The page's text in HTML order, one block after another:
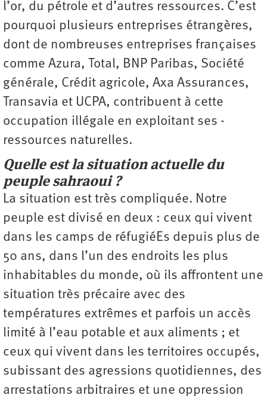
l’or, du pétrole et d’autres ressources. C’est
pourquoi plusieurs entreprises étrangères,
dont de nombreuses entreprises françaises
comme Azura, Total, BNP Paribas, Société
générale, Crédit agricole, Axa Assurances,
Transavia et UCPA, contribuent à cette
occupation illégale en exploitant ses ­
ressources ­naturelles.
Quelle est la situation actuelle du
peuple sahraoui ?
La situation est très compliquée. Notre
peuple est divisé en deux : ceux qui vivent
dans les camps de réfugiéEs depuis plus de
50 ans, dans l’un des endroits les plus
inhabitables du monde, où ils affrontent une
situation très précaire avec des
températures extrêmes et parfois un accès
limité à l’eau potable et aux aliments ; et
ceux qui vivent dans les territoires occupés,
subissant des agressions quotidiennes, des
arrestations arbitraires et une oppression